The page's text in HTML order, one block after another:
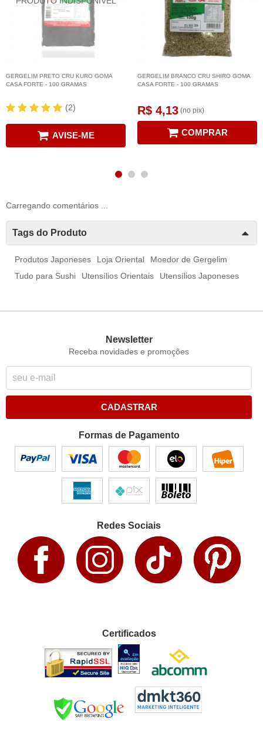
GERGELIM PRETO CRU KURO GOMA
CASA FORTE - 100 GRAMAS
(2)
AVISE-ME
GERGELIM BRANCO CRU SHIRO GOMA
CASA FORTE - 100 GRAMAS
R$ 4,13 (no pix)
COMPRAR
Carregando comentários ...
Tags do Produto
Produtos Japoneses Loja Oriental
Moedor de Gergelim
Tudo para Sushi
Utensílios Orientais Utensílios Japoneses
Newsletter
Receba novidades e promoções
CADASTRAR
Formas de Pagamento
Redes Sociais
Certificados